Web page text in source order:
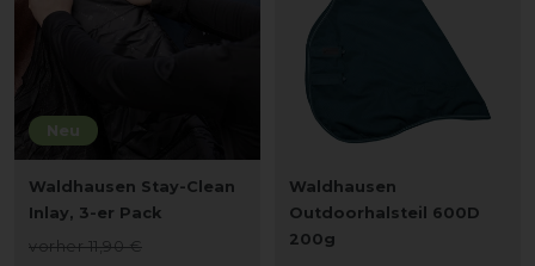
Neu
Waldhausen Stay-Clean
Inlay, 3-er Pack
vorher 11,90 €
Waldhausen
Outdoorhalsteil 600D
200g